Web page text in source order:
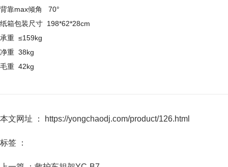
背靠max倾角 70°
纸箱包装尺寸 198*62*28cm
承重 ≤159kg
净重 38kg
毛重 42kg
本文网址 ： https://yongchaodj.com/product/126.html
标签 ：